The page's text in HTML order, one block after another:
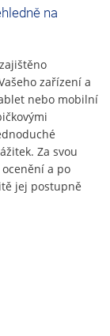
na
zařízení a
nebo mobilní
Za svou
a po
jej postupně